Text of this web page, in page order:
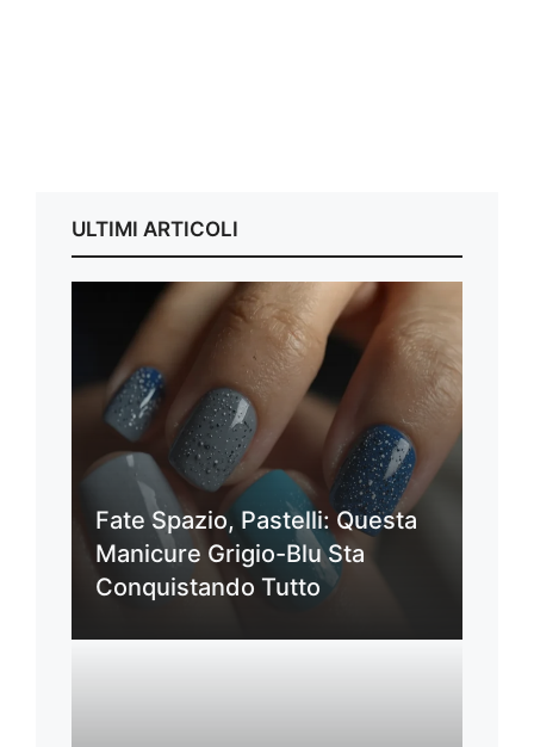
ULTIMI ARTICOLI
Fate Spazio, Pastelli: Questa
Manicure Grigio-Blu Sta
Conquistando Tutto